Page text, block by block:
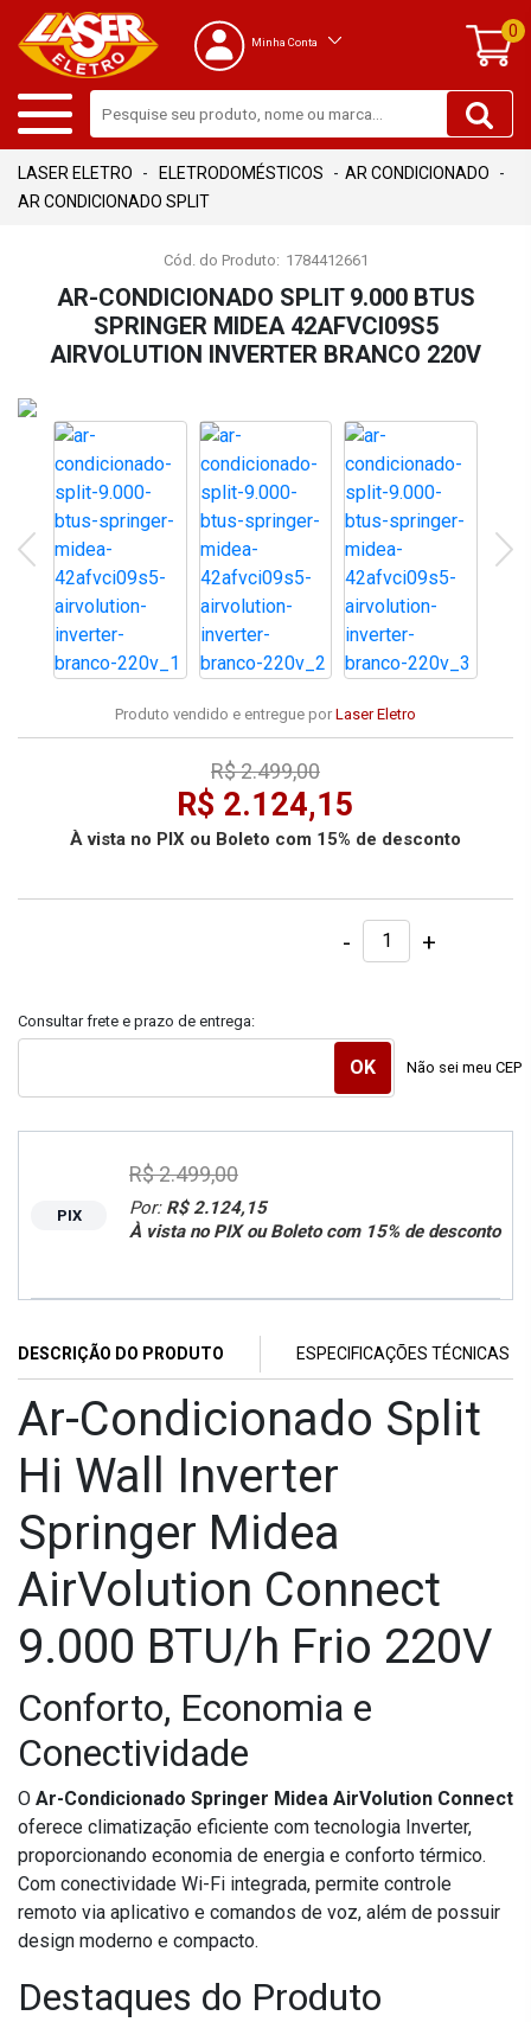
Minha Conta
0
ELETRODOMÉSTICOS
AR CONDICIONADO
AR CONDICIONADO SPLIT
Cód. do Produto: 1784412661
AR-CONDICIONADO SPLIT 9.000 BTUS
SPRINGER MIDEA 42AFVCI09S5
AIRVOLUTION INVERTER BRANCO 220V
Produto vendido e entregue por Laser Eletro
R$ 2.124,15
À vista no PIX ou Boleto com 15% de desconto
R$ 2.499,00
- +
Consultar frete e prazo de entrega:
Não sei meu CEP
PIX Por: R$ 2.124,15
À vista no PIX ou Boleto com 15% de desconto
R$ 2.499,00
DESCRIÇÃO DO PRODUTO ESPECIFICAÇÕES TÉCNICAS
Ar-Condicionado Split
Hi Wall Inverter
Springer Midea
AirVolution Connect
9.000 BTU/h Frio 220V
Conforto, Economia e
Conectividade
O Ar-Condicionado Springer Midea AirVolution Connect
oferece climatização eficiente com tecnologia Inverter,
proporcionando economia de energia e conforto térmico.
Com conectividade Wi-Fi integrada, permite controle
remoto via aplicativo e comandos de voz, além de possuir
design moderno e compacto.
Destaques do Produto